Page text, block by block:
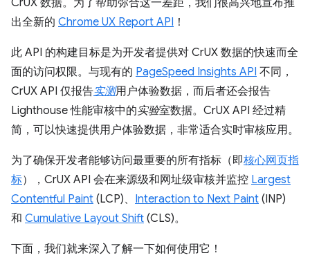
CrUX 数据。为了帮助弥合这一差距，我们很高兴地宣布推
出全新的 Chrome UX Report API ！
此 API 的构建目标是为开发者提供对 CrUX 数据的快速而全
面的访问权限。与现有的 PageSpeed Insights API 不同，
CrUX API 仅报告实测用户体验数据，而后者还会报告
Lighthouse 性能审核中的实验室数据。CrUX API 经过精
简，可以快速提供用户体验数据，非常适合实时审核应用。
为了确保开发者能够访问最重要的所有指标（即核心网页指
标），CrUX API 会在来源级和网址级审核并监控 Largest
Contentful Paint (LCP)、 Interaction to Next Paint (INP)
和 Cumulative Layout Shift (CLS)。
下面，我们就来深入了解一下如何使用它！